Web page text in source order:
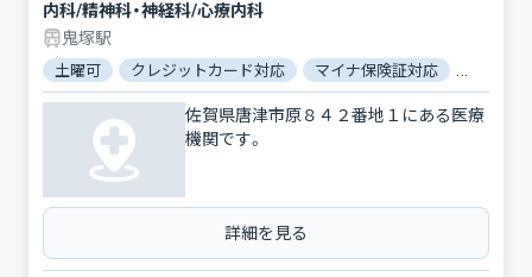
内科/精神科・神経科/心療内科
鬼塚駅
土曜可 クレジットカード対応 マイナ保険証対応
佐賀県唐津市原８４２番地１にある医療
機関です。
詳細を見る